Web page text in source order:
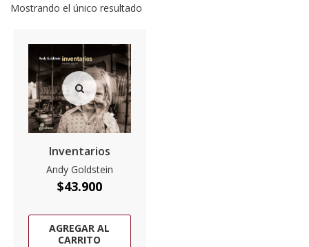
Mostrando el único resultado
Inventarios
Andy Goldstein
$43.900
AGREGAR AL
CARRITO